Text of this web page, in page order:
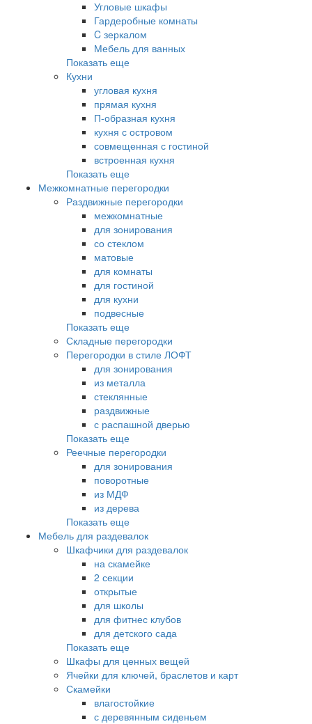
Угловые шкафы
Гардеробные комнаты
C зеркалом
Мебель для ванных
Показать еще
Кухни
угловая кухня
прямая кухня
П-образная кухня
кухня с островом
совмещенная с гостиной
встроенная кухня
Показать еще
Межкомнатные перегородки
Раздвижные перегородки
межкомнатные
для зонирования
со стеклом
матовые
для комнаты
для гостиной
для кухни
подвесные
Показать еще
Складные перегородки
Перегородки в стиле ЛОФТ
для зонирования
из металла
стеклянные
раздвижные
с распашной дверью
Показать еще
Реечные перегородки
для зонирования
поворотные
из МДФ
из дерева
Показать еще
Мебель для раздевалок
Шкафчики для раздевалок
на скамейке
2 секции
открытые
для школы
для фитнес клубов
для детского сада
Показать еще
Шкафы для ценных вещей
Ячейки для ключей, браслетов и карт
Скамейки
влагостойкие
с деревянным сиденьем